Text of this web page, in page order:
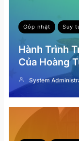
Góp nhặt Suy
Hành Trình
Của Hoàng
System